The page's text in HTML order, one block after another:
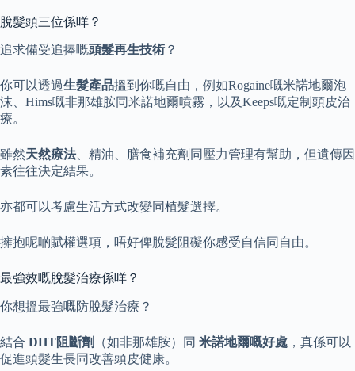
脫髮頭三位係咩？
追求備受追捧嘅頭髮再生技術 ？
你可以透過生髮產品搵到你嘅自由，例如Rogaine嘅米諾地爾泡
沫、Hims嘅非那雄胺同米諾地爾噴霧，以及Keeps嘅定制頭皮治
療。
雖然天然療法、精油、膳食補充劑同壓力管理有幫助，但遺傳因
素往往決定結果。
亦都可以考慮生活方式改變同植髮選擇。
擁抱呢啲賦權選項，唔好俾脫髮阻礙你感受自信同自由。
最強效嘅脫髮治療係咩？
你想搵最強嘅防脫髮治療？
結合 DHT阻斷劑 （如非那雄胺）同 米諾地爾嘅好處 ，真係可以
促進頭髮生長同改善頭皮健康。